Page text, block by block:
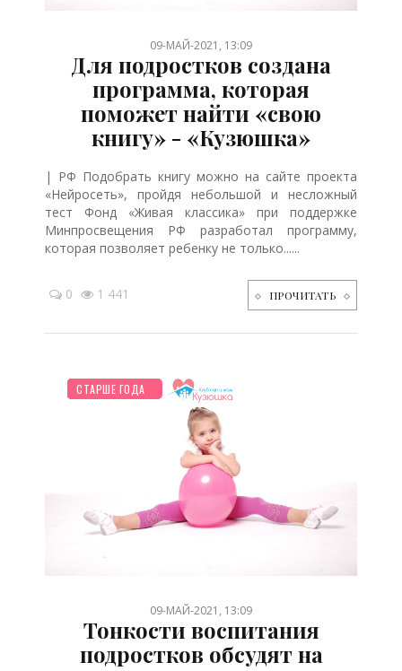
09-МАЙ-2021, 13:09
Для подростков создана
программа, которая
поможет найти «свою
книгу» - «Кузюшка»
| РФ Подобрать книгу можно на сайте проекта
«Нейросеть», пройдя небольшой и несложный
тест Фонд «Живая классика» при поддержке
Минпросвещения РФ разработал программу,
которая позволяет ребенку не только......
0 1 441 ПРОЧИТАТЬ
НОВОСТИ МИРА
ПЛАНИРОВАНИЕ
ПСИХОЛОГИЯ
ШКОЛЬНИК
ЖИЛЬЕ
ОТДЫХ
СТАРШЕ ГОДА
09-МАЙ-2021, 13:09
Тонкости воспитания
подростков обсудят на